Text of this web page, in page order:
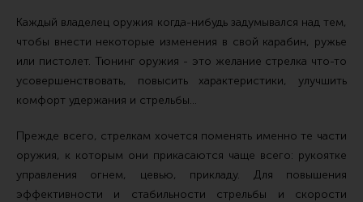
Каждый владелец оружия когда-нибудь задумывался над тем,
чтобы внести некоторые изменения в свой карабин, ружье
или пистолет. Тюнинг оружия - это желание стрелка что-то
усовершенствовать, повысить характеристики, улучшить
комфорт удержания и стрельбы...
Прежде всего, стрелкам хочется поменять именно те части
оружия, к которым они прикасаются чаще всего: рукоятке
управления огнем, цевью, прикладу. Для повышения
эффективности и стабильности стрельбы и скорости